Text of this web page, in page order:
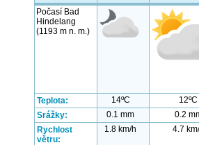
Počasí Bad
Hindelang
(1193 m n. m.)
Teplota: 14ºC 12ºC
Srážky:
0.1 mm 0.2
Rychlost
větru:
1.8 km/h 4.7